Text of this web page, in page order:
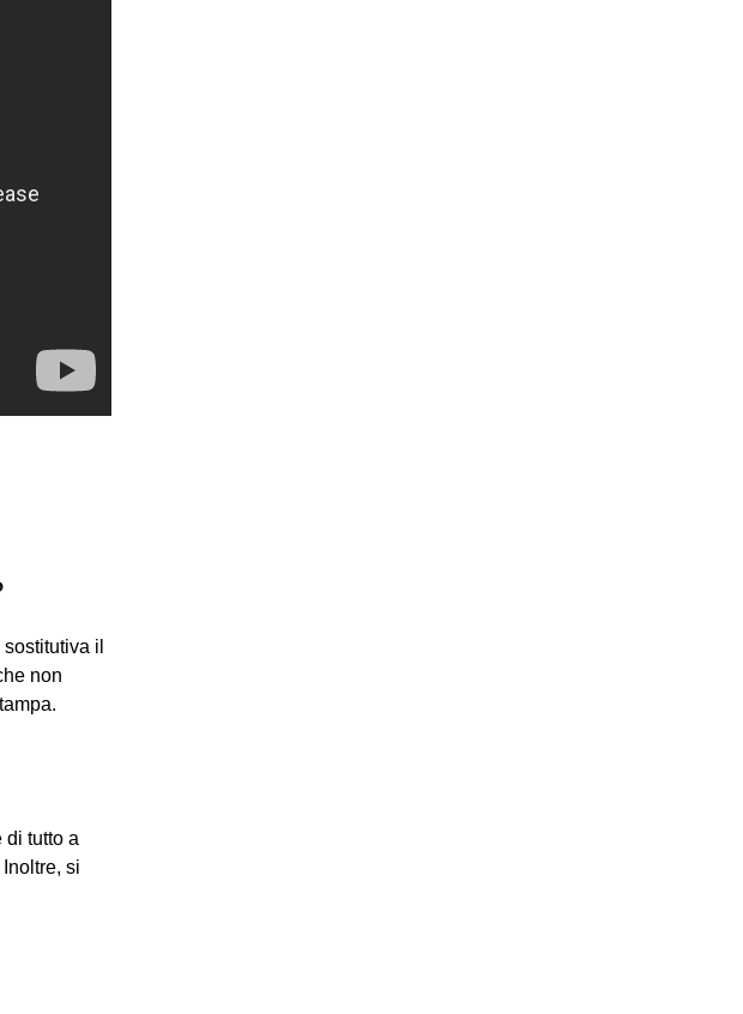
il
non
di tutto a
si